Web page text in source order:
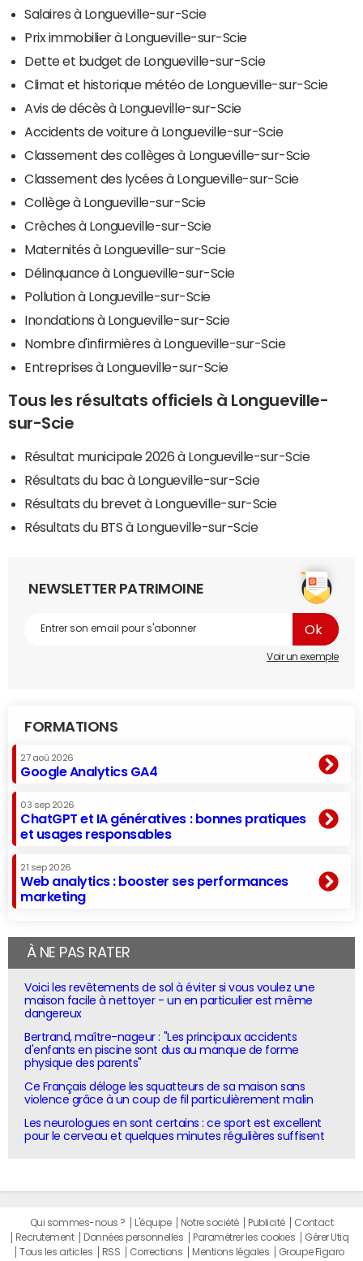
Salaires à Longueville-sur-Scie
Prix immobilier à Longueville-sur-Scie
Dette et budget de Longueville-sur-Scie
Climat et historique météo de Longueville-sur-Scie
Avis de décès à Longueville-sur-Scie
Accidents de voiture à Longueville-sur-Scie
Classement des collèges à Longueville-sur-Scie
Classement des lycées à Longueville-sur-Scie
Collège à Longueville-sur-Scie
Crèches à Longueville-sur-Scie
Maternités à Longueville-sur-Scie
Délinquance à Longueville-sur-Scie
Pollution à Longueville-sur-Scie
Inondations à Longueville-sur-Scie
Nombre d'infirmières à Longueville-sur-Scie
Entreprises à Longueville-sur-Scie
Tous les résultats officiels à Longueville-
sur-Scie
Résultat municipale 2026 à Longueville-sur-Scie
Résultats du bac à Longueville-sur-Scie
Résultats du brevet à Longueville-sur-Scie
Résultats du BTS à Longueville-sur-Scie
NEWSLETTER PATRIMOINE
Voir un exemple
FORMATIONS
27 aoû 2026
Google Analytics GA4
03 sep 2026
ChatGPT et IA génératives : bonnes pratiques
et usages responsables
21 sep 2026
Web analytics : booster ses performances
marketing
À NE PAS RATER
Voici les revêtements de sol à éviter si vous voulez une
maison facile à nettoyer - un en particulier est même
dangereux
Bertrand, maître-nageur : "Les principaux accidents
d'enfants en piscine sont dus au manque de forme
physique des parents"
Ce Français déloge les squatteurs de sa maison sans
violence grâce à un coup de fil particulièrement malin
Les neurologues en sont certains : ce sport est excellent
pour le cerveau et quelques minutes régulières suffisent
Qui sommes-nous ? L'équipe Notre société Publicité
Contact
Recrutement
Données personnelles Paramétrer les cookies
Gérer Utiq
Tous les articles
RSS Corrections Mentions légales Groupe Figaro